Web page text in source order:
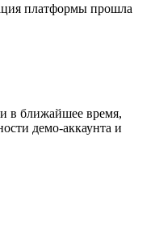
платформы прошла
в ближайшее время,
демо-аккаунта и